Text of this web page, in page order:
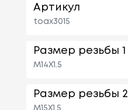
Артикул
toax3015
Размер резьбы 1
M14X1.5
Размер резьбы 2
M15X1.5